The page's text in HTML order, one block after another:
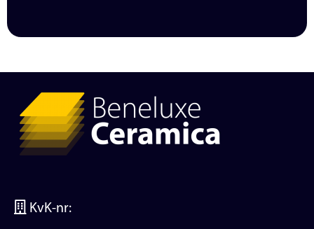
KvK-nr: